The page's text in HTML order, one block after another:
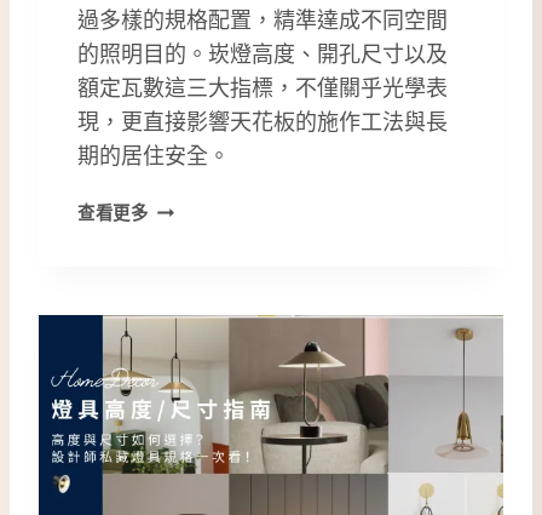
過多樣的規格配置，精準達成不同空間
的照明目的。崁燈高度、開孔尺寸以及
額定瓦數這三大指標，不僅關乎光學表
現，更直接影響天花板的施作工法與長
期的居住安全。
查看更多如
崁
高
度
與
尺